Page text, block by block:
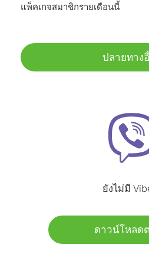
แพ็คเกจสมาชิกรายเดือนนี้
ปลายทาง
ยังไม่มี
ดาวน์โหลด